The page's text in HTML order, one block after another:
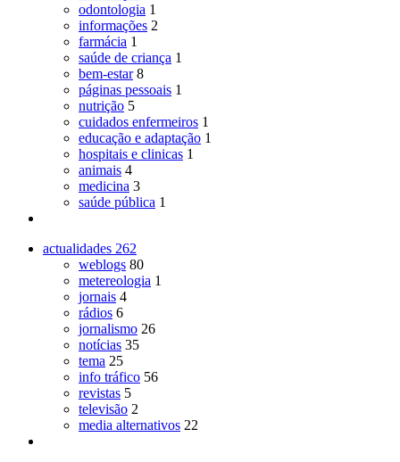
odontologia 1
informações 2
farmácia 1
saúde de criança 1
bem-estar 8
páginas pessoais 1
nutrição 5
cuidados enfermeiros 1
educação e adaptação 1
hospitais e clinicas 1
animais 4
medicina 3
saúde pública 1
actualidades 262
weblogs 80
metereologia 1
jornais 4
rádios 6
jornalismo 26
notícias 35
tema 25
info tráfico 56
revistas 5
televisão 2
media alternativos 22